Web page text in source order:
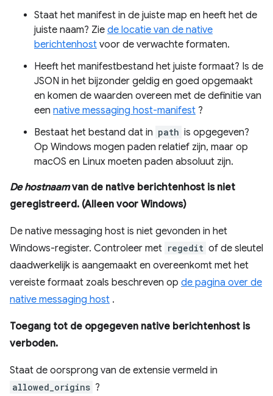
Staat het manifest in de juiste map en heeft het de
juiste naam? Zie de locatie van de native
berichtenhost voor de verwachte formaten.
Heeft het manifestbestand het juiste formaat? Is de
JSON in het bijzonder geldig en goed opgemaakt
en komen de waarden overeen met de definitie van
een native messaging host-manifest ?
Bestaat het bestand dat in path is opgegeven?
Op Windows mogen paden relatief zijn, maar op
macOS en Linux moeten paden absoluut zijn.
De hostnaamvan de native berichtenhost is niet
geregistreerd. (Alleen voor Windows)
De native messaging host is niet gevonden in het
Windows-register. Controleer met regedit of de sleutel
daadwerkelijk is aangemaakt en overeenkomt met het
vereiste formaat zoals beschreven op de pagina over de
native messaging host .
Toegang tot de opgegeven native berichtenhost is
verboden.
Staat de oorsprong van de extensie vermeld in
allowed_origins ?